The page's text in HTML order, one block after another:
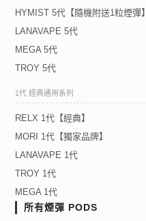
HYMIST 5代【隨機附送1粒煙彈】
LANAVAPE 5代
MEGA 5代
TROY 5代
1代 經典通用系列
RELX 1代【經典】
MORI 1代【獨家品牌】
LANAVAPE 1代
TROY 1代
MEGA 1代
所有煙彈 PODS